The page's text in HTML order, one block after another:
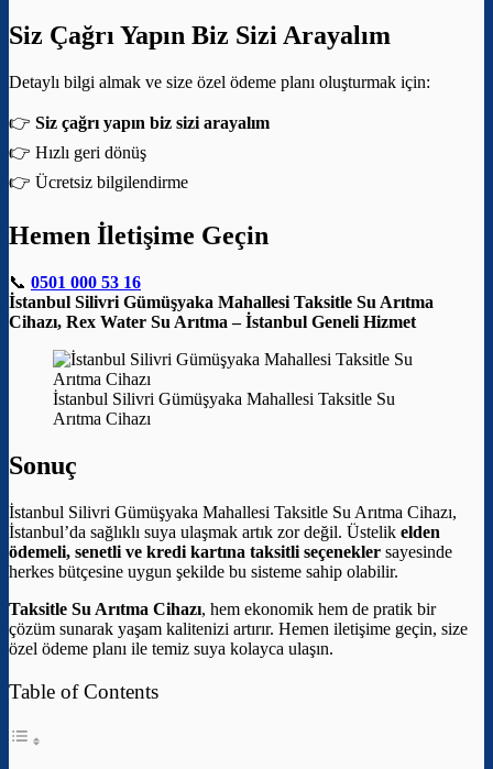
Siz Çağrı Yapın Biz Sizi Arayalım
Detaylı bilgi almak ve size özel ödeme planı oluşturmak için:
👉 Siz çağrı yapın biz sizi arayalım
👉 Hızlı geri dönüş
👉 Ücretsiz bilgilendirme
Hemen İletişime Geçin
📞 0501 000 53 16
İstanbul Silivri Gümüşyaka Mahallesi Taksitle Su Arıtma
Cihazı, Rex Water Su Arıtma – İstanbul Geneli Hizmet
İstanbul Silivri Gümüşyaka Mahallesi Taksitle Su
Arıtma Cihazı
Sonuç
İstanbul Silivri Gümüşyaka Mahallesi Taksitle Su Arıtma Cihazı,
İstanbul’da sağlıklı suya ulaşmak artık zor değil. Üstelik elden
ödemeli, senetli ve kredi kartına taksitli seçenekler sayesinde
herkes bütçesine uygun şekilde bu sisteme sahip olabilir.
Taksitle Su Arıtma Cihazı, hem ekonomik hem de pratik bir
çözüm sunarak yaşam kalitenizi artırır. Hemen iletişime geçin, size
özel ödeme planı ile temiz suya kolayca ulaşın.
Table of Contents